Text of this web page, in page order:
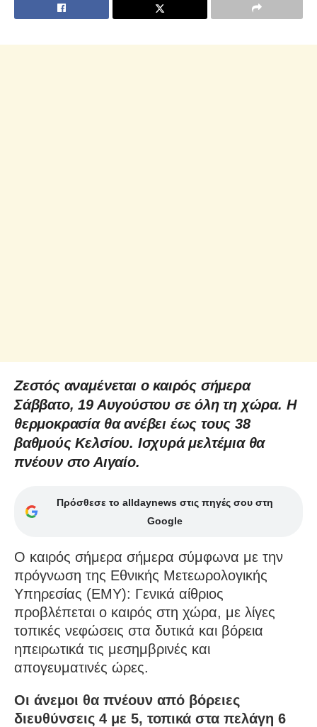
Ζεστός αναμένεται ο καιρός σήμερα
Σάββατο, 19 Αυγούστου σε όλη τη χώρα. Η
θερμοκρασία θα ανέβει έως τους 38
βαθμούς Κελσίου. Ισχυρά μελτέμια θα
πνέουν στο Αιγαίο.
Πρόσθεσε το alldaynews στις πηγές σου στη
Google
Ο καιρός σήμερα σήμερα σύμφωνα με την
πρόγνωση της Εθνικής Μετεωρολογικής
Υπηρεσίας (ΕΜΥ): Γενικά αίθριος
προβλέπεται ο καιρός στη χώρα, με λίγες
τοπικές νεφώσεις στα δυτικά και βόρεια
ηπειρωτικά τις μεσημβρινές και
απογευματινές ώρες.
Οι άνεμοι θα πνέουν από βόρειες
διευθύνσεις 4 με 5, τοπικά στα πελάγη 6